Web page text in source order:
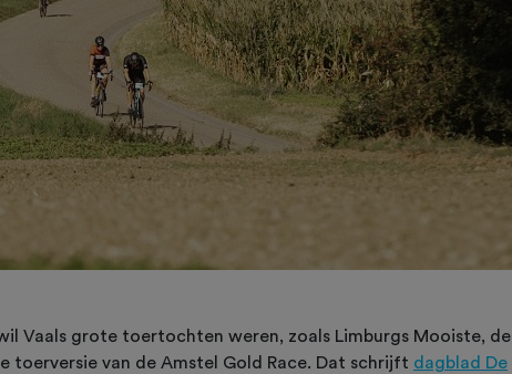
Vaals grote toertochten weren, zoals Limburgs Mooiste, de
toerversie van de Amstel Gold Race. Dat schrijft dagblad De